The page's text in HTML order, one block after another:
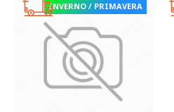
INVERNO / PRIMAVERA